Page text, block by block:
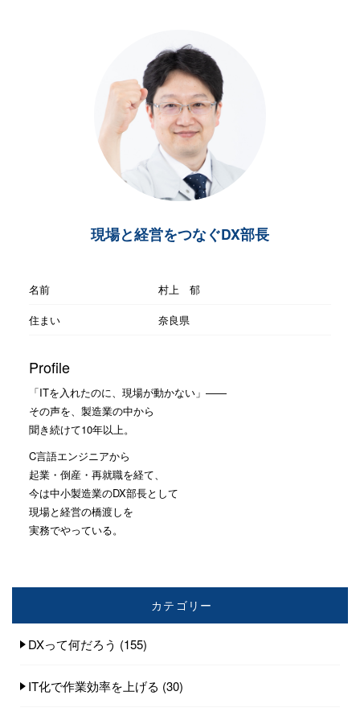
現場と経営をつなぐDX部長
名前
村上 郁
住まい
奈良県
Profile
「ITを入れたのに、現場が動かない」——
その声を、製造業の中から
聞き続けて10年以上。
C言語エンジニアから
起業・倒産・再就職を経て、
今は中小製造業のDX部長として
現場と経営の橋渡しを
実務でやっている。
カテゴリー
DXって何だろう (155)
IT化で作業効率を上げる (30)